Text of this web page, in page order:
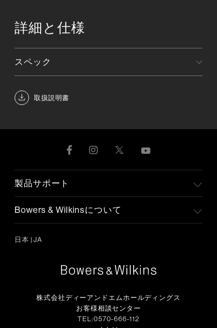
詳細と仕様
取扱説明書
スペック
製品サポート
Bowers & Wilkinsについて
日本 | JA
株式会社ディーアンドエムホールディングス
お客様相談センター
TEL:0570-666-112